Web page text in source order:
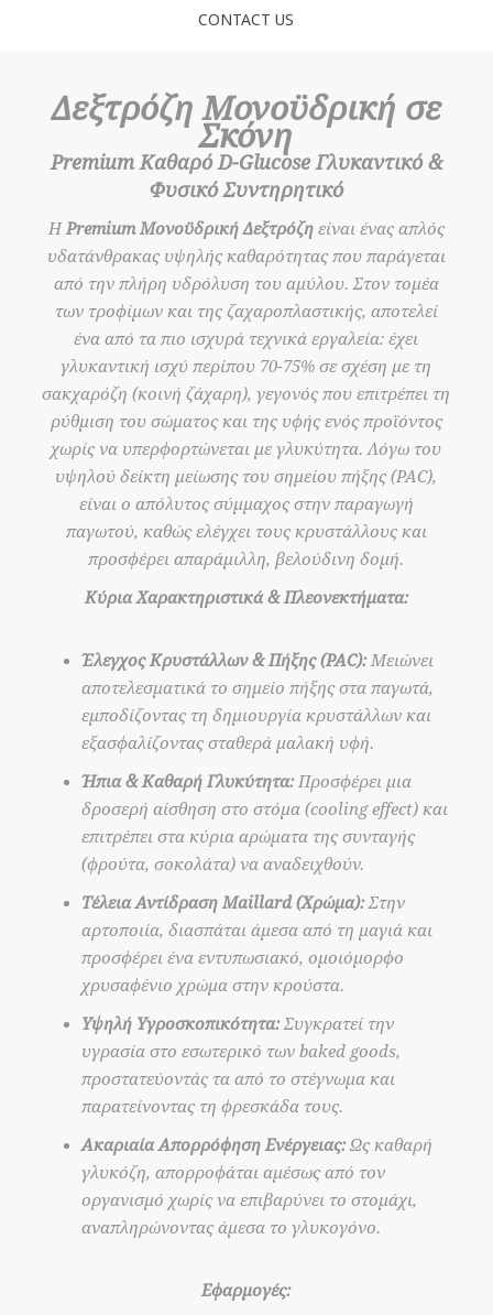
CONTACT US
Δεξτρόζη Μονοϋδρική σε
Σκόνη
Premium Καθαρό D-Glucose Γλυκαντικό &
Φυσικό Συντηρητικό
ΗPremium Μονοϋδρική Δεξτρόζηείναι ένας απλός
υδατάνθρακας υψηλής καθαρότητας που παράγεται
από την πλήρη υδρόλυση του αμύλου. Στον τομέα
των τροφίμων και της ζαχαροπλαστικής, αποτελεί
ένα από τα πιο ισχυρά τεχνικά εργαλεία: έχει
γλυκαντική ισχύ περίπου 70-75% σε σχέση με τη
σακχαρόζη (κοινή ζάχαρη), γεγονός που επιτρέπει τη
ρύθμιση του σώματος και της υφής ενός προϊόντος
χωρίς να υπερφορτώνεται με γλυκύτητα. Λόγω του
υψηλού δείκτη μείωσης του σημείου πήξης (PAC),
είναι ο απόλυτος σύμμαχος στην παραγωγή
παγωτού, καθώς ελέγχει τους κρυστάλλους και
προσφέρει απαράμιλλη, βελούδινη δομή.
Κύρια Χαρακτηριστικά & Πλεονεκτήματα:
Έλεγχος Κρυστάλλων & Πήξης (PAC):Μειώνει
αποτελεσματικά το σημείο πήξης στα παγωτά,
εμποδίζοντας τη δημιουργία κρυστάλλων και
εξασφαλίζοντας σταθερά μαλακή υφή.
Ήπια & Καθαρή Γλυκύτητα:Προσφέρει μια
δροσερή αίσθηση στο στόμα (cooling effect) και
επιτρέπει στα κύρια αρώματα της συνταγής
(φρούτα, σοκολάτα) να αναδειχθούν.
Τέλεια Αντίδραση Maillard (Χρώμα):Στην
αρτοποιία, διασπάται άμεσα από τη μαγιά και
προσφέρει ένα εντυπωσιακό, ομοιόμορφο
χρυσαφένιο χρώμα στην κρούστα.
Υψηλή Υγροσκοπικότητα:Συγκρατεί την
υγρασία στο εσωτερικό των baked goods,
προστατεύοντάς τα από το στέγνωμα και
παρατείνοντας τη φρεσκάδα τους.
Ακαριαία Απορρόφηση Ενέργειας:Ως καθαρή
γλυκόζη, απορροφάται αμέσως από τον
οργανισμό χωρίς να επιβαρύνει το στομάχι,
αναπληρώνοντας άμεσα το γλυκογόνο.
Εφαρμογές: